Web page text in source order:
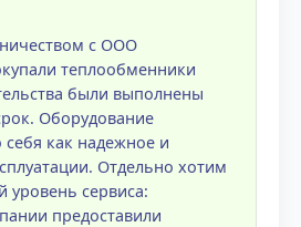
с ООО
теплообменники
были выполнены
Оборудование
как надежное и
Отдельно хотим
уровень сервиса:
предоставили